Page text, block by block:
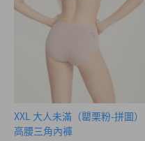
XXL 大人未滿（罌栗粉-拼圖）
高腰三角內褲